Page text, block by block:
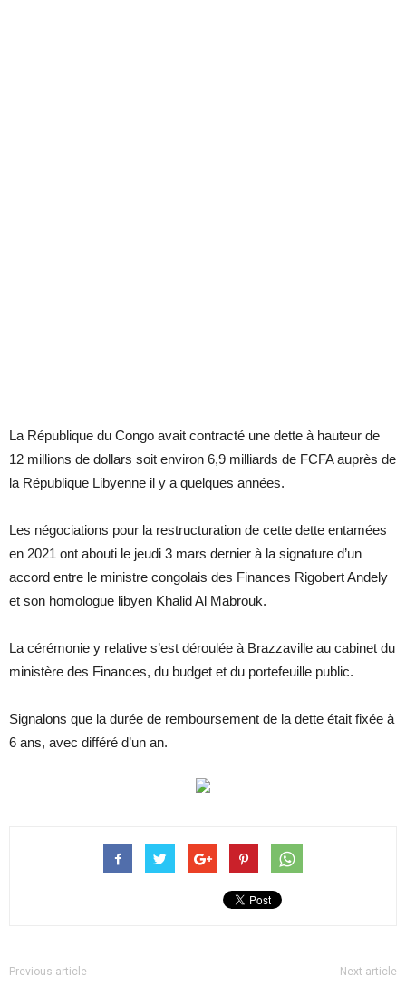
La République du Congo avait contracté une dette à hauteur de
12 millions de dollars soit environ 6,9 milliards de FCFA auprès de
la République Libyenne il y a quelques années.
Les négociations pour la restructuration de cette dette entamées
en 2021 ont abouti le jeudi 3 mars dernier à la signature d’un
accord entre le ministre congolais des Finances Rigobert Andely
et son homologue libyen Khalid Al Mabrouk.
La cérémonie y relative s’est déroulée à Brazzaville au cabinet du
ministère des Finances, du budget et du portefeuille public.
Signalons que la durée de remboursement de la dette était fixée à
6 ans, avec différé d’un an.
Previous article Next article